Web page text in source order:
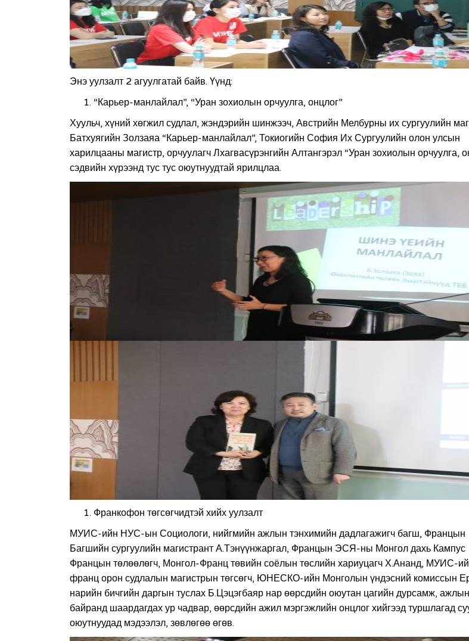
Энэ уулзалт 2 агуулгатай байв. Үүнд:
“Карьер-манлайлал”, “Уран зохиолын орчуулга, онцлог”
Хуульч, хүний хөгжил судлал, жэндэрийн шинжээч, Австрийн Мелбурны их сургуулийн
Батхуягийн Золзаяа “Карьер-манлайлал”, Токиогийн София Их Сургуулийн олон улсын
харилцааны магистр, орчуулагч Лхагвасүрэнгийн Алтангэрэл “Уран зохиолын орчуулга,
сэдвийн хүрээнд тус тус оюутнуудтай ярилцлаа.
Франкофон төгсөгчидтэй хийх уулзалт
МУИС-ийн НУС-ын Социологи, нийгмийн ажлын тэнхимийн дадлагажигч багш, Францын
Багшийн сургуулийн магистрант А.Тэнүүнжаргал, Францын ЭСЯ-ны Монгол дахь Кампус
Францын төлөөлөгч, Монгол-Франц төвийн соёлын төслийн хариуцагч Х.Ананд, МУИС-
франц орон судлалын магистрын төгсөгч, ЮНЕСКО-ийн Монголын үндэсний комиссын
нарийн бичгийн даргын туслах Б.Цэцэгбаяр нар өөрсдийн оюутан цагийн дурсамж, ажлын
байранд шаардагдах ур чадвар, өөрсдийн ажил мэргэжлийн онцлог хийгээд туршлагад
оюутнуудад мэдээлэл, зөвлөгөө өгөв.